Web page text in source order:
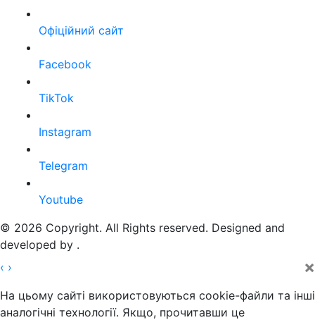
Офіційний сайт
Facebook
TikTok
Instagram
Telegram
Youtube
© 2026 Copyright. All Rights reserved. Designed and
developed by .
‹ › ×
На цьому сайті використовуються cookie-файли та інші
аналогічні технології. Якщо, прочитавши це